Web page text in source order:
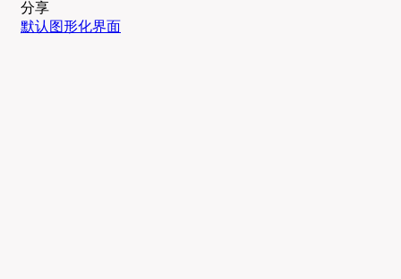
分享
默认图形化界面